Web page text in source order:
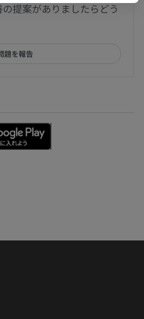
提案がありましたらどう
題を報告